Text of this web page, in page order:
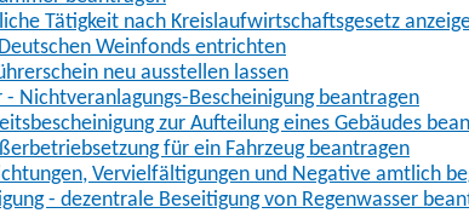
Tätigkeit nach Kreislaufwirtschaftsgesetz
Weinfonds entrichten
neu ausstellen lassen
- Nichtveranlagungs-Bescheinigung beantragen
zur Aufteilung eines Gebäudes
für ein Fahrzeug beantragen
Vervielfältigungen und Negative amtlich
- dezentrale Beseitigung von Regenwasser